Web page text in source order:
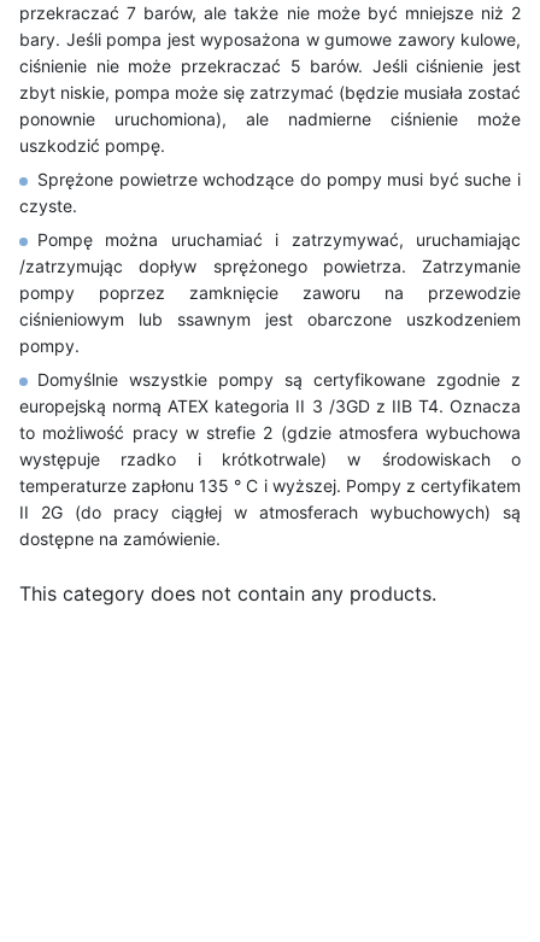
przekraczać 7 barów, ale także nie może być mniejsze niż 2
bary. Jeśli pompa jest wyposażona w gumowe zawory kulowe,
ciśnienie nie może przekraczać 5 barów. Jeśli ciśnienie jest
zbyt niskie, pompa może się zatrzymać (będzie musiała zostać
ponownie uruchomiona), ale nadmierne ciśnienie może
uszkodzić pompę.
Sprężone powietrze wchodzące do pompy musi być suche i
czyste.
Pompę można uruchamiać i zatrzymywać, uruchamiając
/zatrzymując dopływ sprężonego powietrza. Zatrzymanie
pompy poprzez zamknięcie zaworu na przewodzie
ciśnieniowym lub ssawnym jest obarczone uszkodzeniem
pompy.
Domyślnie wszystkie pompy są certyfikowane zgodnie z
europejską normą ATEX kategoria II 3 /3GD z IIB T4. Oznacza
to możliwość pracy w strefie 2 (gdzie atmosfera wybuchowa
występuje rzadko i krótkotrwale) w środowiskach o
temperaturze zapłonu 135 ° C i wyższej. Pompy z certyfikatem
II 2G (do pracy ciągłej w atmosferach wybuchowych) są
dostępne na zamówienie.
This category does not contain any products.